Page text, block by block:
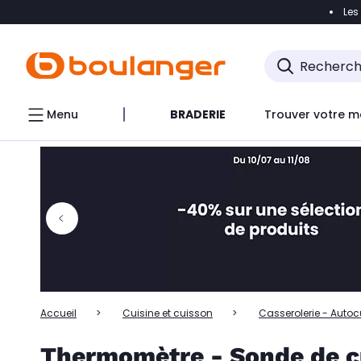
Accéder
Accéder directement au chatbot
Menu BRADERIE Trouver votre
Accueil Cuisine et cuisson Casserolerie -